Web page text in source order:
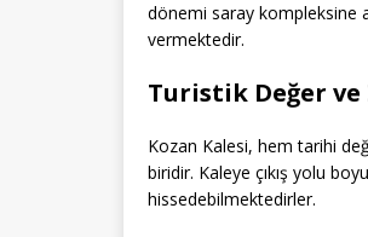
dönemi saray kompleksine
vermektedir.
Turistik Değer
Kozan Kalesi, hem tarihi
biridir. Kaleye çıkış yolu
hissedebilmektedirler.